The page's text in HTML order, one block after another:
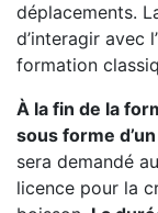
déplacements.
d’interagir avec
formation
À la fin de la
sous forme
sera demandé
licence pour la